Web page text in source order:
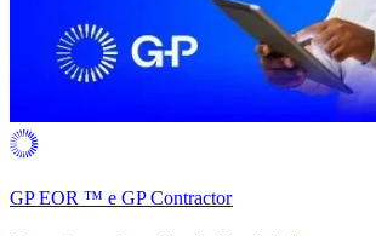
GP EOR ™ e GP Contractor​​